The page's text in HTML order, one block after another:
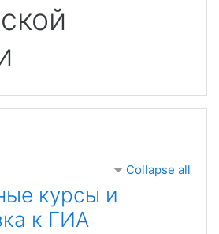
Collapse all
курсы и
к ГИА